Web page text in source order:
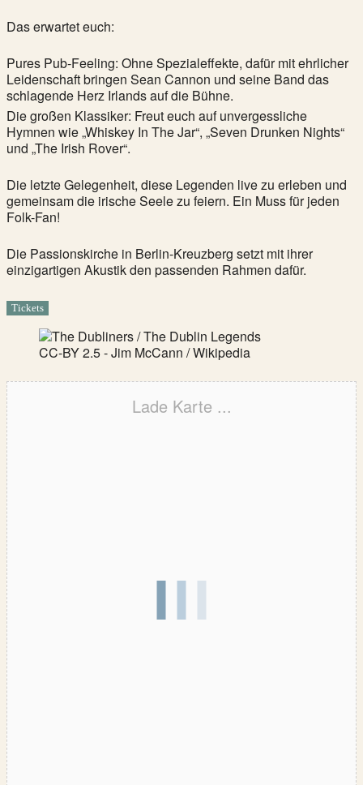
Das erwartet euch:
Pures Pub-Feeling: Ohne Spezialeffekte, dafür mit ehrlicher
Leidenschaft bringen Sean Cannon und seine Band das
schlagende Herz Irlands auf die Bühne.
Die großen Klassiker: Freut euch auf unvergessliche
Hymnen wie „Whiskey In The Jar“, „Seven Drunken Nights“
und „The Irish Rover“.
Die letzte Gelegenheit, diese Legenden live zu erleben und
gemeinsam die irische Seele zu feiern. Ein Muss für jeden
Folk-Fan!
Die Passionskirche in Berlin-Kreuzberg setzt mit ihrer
einzigartigen Akustik den passenden Rahmen dafür.
Tickets
CC-BY 2.5 - Jim McCann / Wikipedia
Lade Karte ...